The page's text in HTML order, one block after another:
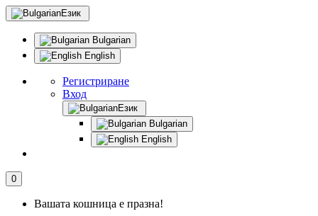
Език
Bulgarian
English
Регистриране
Вход
Език
Bulgarian
English
0
Вашата кошница е празна!